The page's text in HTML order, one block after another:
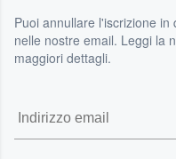
Puoi annullare l'iscrizione
nelle nostre email. Leggi la
maggiori dettagli.